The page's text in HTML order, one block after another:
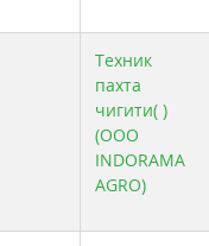
Техник
пахта
чигити( )
(ООО
INDORAMA
AGRO)